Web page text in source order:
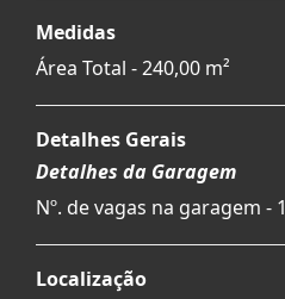
Medidas
Área Total - 240,00 m²
Detalhes Gerais
Detalhes da Garagem
Nº. de vagas na garagem - 1
Localização